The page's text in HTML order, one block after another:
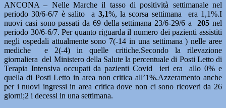
ANCONA – Nelle Marche il tasso di positività settimanale nel
periodo 30/6-6/7 è salito a 3,1%, la scorsa settimana era 1,1%.I
nuovi casi sono passati da 69 della settimana 23/6-29/6 a205 nel
periodo 30/6-6/7. Per quanto riguarda il numero dei pazienti assistiti
negli ospedali attualmente sono 7(-14 in una settimana ) nelle aree
mediche e 2(-4) in quelle critiche.Secondo la rilevazione
giornaliera del Ministero della Salute la percentuale di Posti Letto di
Terapia Intensiva occupati da pazienti Covid ieri era allo 0% e
quella di Posti Letto in area non critica all’1%.Azzeramento anche
per i nuovi ingressi in area critica dove non ci sono ricoveri da 26
giorni;2 i decessi in una settimana.